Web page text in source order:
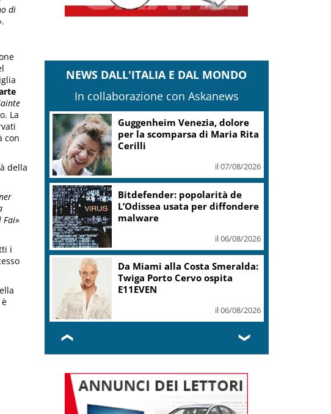
di
La
con
della
Fai»
i
NEWS DALL'ITALIA E DAL MONDO
In collaborazione con Askanews
Guggenheim Venezia, dolore
per la scomparsa di Maria Rita
Cerilli
il 07/08/2026
Bitdefender: popolarità de
L’Odissea usata per diffondere
malware
il 06/08/2026
Da Miami alla Costa Smeralda:
Twiga Porto Cervo ospita
E11EVEN
il 06/08/2026
❮ ❯